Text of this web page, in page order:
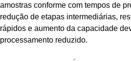
amostras conforme com tempos de
redução de etapas intermediárias,
rápidos e aumento da capacidade
processamento reduzido.